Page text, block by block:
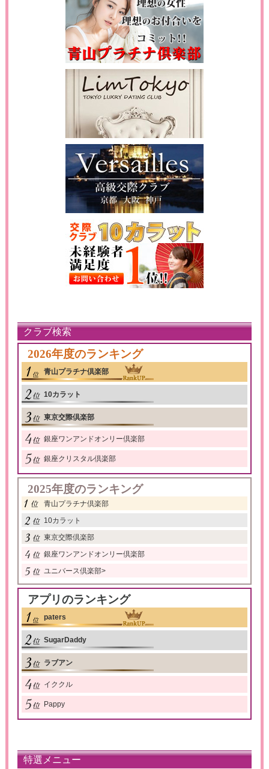
クラブ検索
2026年度のランキング
青山プラチナ倶楽部
10カラット
東京交際倶楽部
銀座ワンアンドオンリー倶楽部
銀座クリスタル倶楽部
2025年度のランキング
青山プラチナ倶楽部
10カラット
東京交際倶楽部
銀座ワンアンドオンリー倶楽部
ユニバース倶楽部>
アプリのランキング
paters
SugarDaddy
ラブアン
イククル
Pappy
特選メニュー